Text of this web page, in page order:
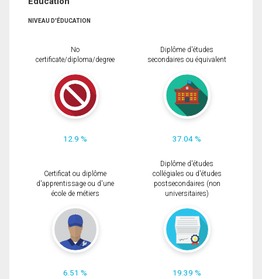
NIVEAU D'ÉDUCATION
No
certificate/diploma/degree
12.9 %
Diplôme d'études
secondaires ou équivalent
37.04 %
Certificat ou diplôme
d'apprentissage ou d'une
école de métiers
6.51 %
Diplôme d'études
collégiales ou d'études
postsecondaires (non
universitaires)
19.39 %